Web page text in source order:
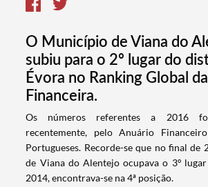
O Município de Viana do
subiu para o 2º lugar do
Évora no Ranking Global
Financeira.
Os números referentes a 2016
recentemente, pelo Anuário
Portugueses. Recorde-se que no final de
de Viana do Alentejo ocupava o 3º
2014, encontrava-se na 4ª posição.